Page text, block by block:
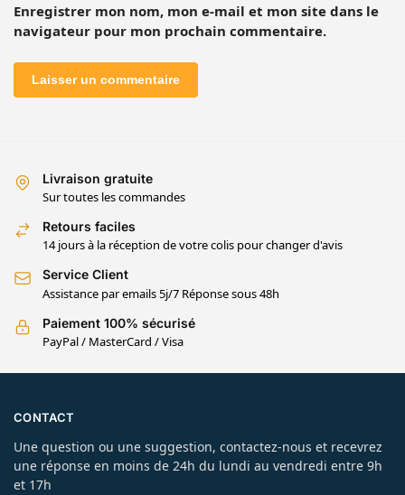
Enregistrer mon nom, mon e-mail et mon site dans le
navigateur pour mon prochain commentaire.
Livraison gratuite
Sur toutes les commandes
Retours faciles
14 jours à la réception de votre colis pour changer d'avis
Service Client
Assistance par emails 5j/7 Réponse sous 48h
Paiement 100% sécurisé
PayPal / MasterCard / Visa
CONTACT
Une question ou une suggestion, contactez-nous et recevrez
une réponse en moins de 24h du lundi au vendredi entre 9h
et 17h